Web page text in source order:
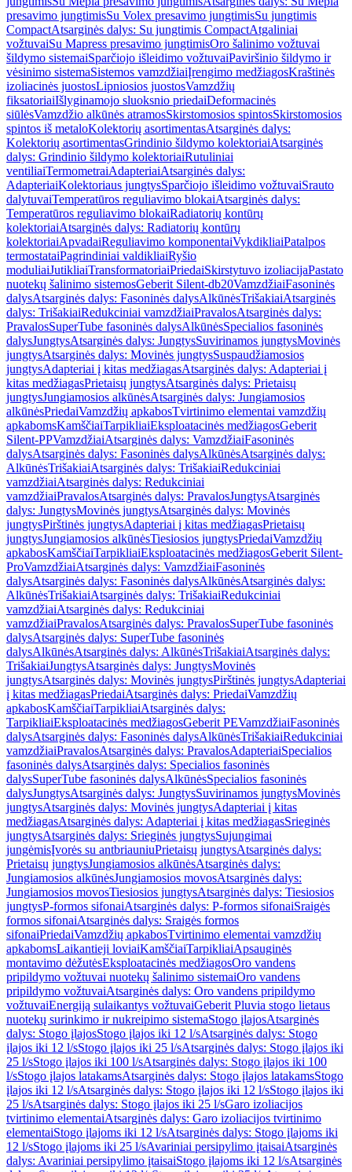
presavimo jungtimisSu Volex presavimo jungtimisSu jungtimis
CompactAtsarginės dalys: Su jungtimis CompactAtgaliniai
vožtuvaiSu Mapress presavimo jungtimisOro šalinimo vožtuvai
šildymo sistemaiSparčiojo išleidimo vožtuvaiPaviršinio šildymo ir
vėsinimo sistemaSistemos vamzdžiaiĮrengimo medžiagosKraštinės
izoliacinės juostosLipniosios juostosVamzdžių
fiksatoriaiIšlyginamojo sluoksnio priedaiDeformacinės
siūlėsVamzdžio alkūnės atramosSkirstomosios spintosSkirstomosios
spintos iš metaloKolektorių asortimentasAtsarginės dalys:
Kolektorių asortimentasGrindinio šildymo kolektoriaiAtsarginės
dalys: Grindinio šildymo kolektoriaiRutuliniai
ventiliaiTermometraiAdapteriaiAtsarginės dalys:
AdapteriaiKolektoriaus jungtysSparčiojo išleidimo vožtuvaiSrauto
dalytuvaiTemperatūros reguliavimo blokaiAtsarginės dalys:
Temperatūros reguliavimo blokaiRadiatorių kontūrų
kolektoriaiAtsarginės dalys: Radiatorių kontūrų
kolektoriaiApvadaiReguliavimo komponentaiVykdikliaiPatalpos
termostataiPagrindiniai valdikliaiRyšio
moduliaiJutikliaiTransformatoriaiPriedaiSkirstytuvo izoliacijaPastato
nuotekų šalinimo sistemosGeberit Silent-db20VamzdžiaiFasoninės
dalysAtsarginės dalys: Fasoninės dalysAlkūnėsTrišakiaiAtsarginės
dalys: TrišakiaiRedukciniai vamzdžiaiPravalosAtsarginės dalys:
PravalosSuperTube fasoninės dalysAlkūnėsSpecialios fasoninės
dalysJungtysAtsarginės dalys: JungtysSuvirinamos jungtysMovinės
jungtysAtsarginės dalys: Movinės jungtysSuspaudžiamosios
jungtysAdapteriai į kitas medžiagasAtsarginės dalys: Adapteriai į
kitas medžiagasPrietaisų jungtysAtsarginės dalys: Prietaisų
jungtysJungiamosios alkūnėsAtsarginės dalys: Jungiamosios
alkūnėsPriedaiVamzdžių apkabosTvirtinimo elementai vamzdžių
apkabomsKamščiaiTarpikliaiEksploatacinės medžiagosGeberit
Silent-PPVamzdžiaiAtsarginės dalys: VamzdžiaiFasoninės
dalysAtsarginės dalys: Fasoninės dalysAlkūnėsAtsarginės dalys:
AlkūnėsTrišakiaiAtsarginės dalys: TrišakiaiRedukciniai
vamzdžiaiAtsarginės dalys: Redukciniai
vamzdžiaiPravalosAtsarginės dalys: PravalosJungtysAtsarginės
dalys: JungtysMovinės jungtysAtsarginės dalys: Movinės
jungtysPirštinės jungtysAdapteriai į kitas medžiagasPrietaisų
jungtysJungiamosios alkūnėsTiesiosios jungtysPriedaiVamzdžių
apkabosKamščiaiTarpikliaiEksploatacinės medžiagosGeberit Silent-
ProVamzdžiaiAtsarginės dalys: VamzdžiaiFasoninės
dalysAtsarginės dalys: Fasoninės dalysAlkūnėsAtsarginės dalys:
AlkūnėsTrišakiaiAtsarginės dalys: TrišakiaiRedukciniai
vamzdžiaiAtsarginės dalys: Redukciniai
vamzdžiaiPravalosAtsarginės dalys: PravalosSuperTube fasoninės
dalysAtsarginės dalys: SuperTube fasoninės
dalysAlkūnėsAtsarginės dalys: AlkūnėsTrišakiaiAtsarginės dalys:
TrišakiaiJungtysAtsarginės dalys: JungtysMovinės
jungtysAtsarginės dalys: Movinės jungtysPirštinės jungtysAdapteriai
į kitas medžiagasPriedaiAtsarginės dalys: PriedaiVamzdžių
apkabosKamščiaiTarpikliaiAtsarginės dalys:
TarpikliaiEksploatacinės medžiagosGeberit PEVamzdžiaiFasoninės
dalysAtsarginės dalys: Fasoninės dalysAlkūnėsTrišakiaiRedukciniai
vamzdžiaiPravalosAtsarginės dalys: PravalosAdapteriaiSpecialios
fasoninės dalysAtsarginės dalys: Specialios fasoninės
dalysSuperTube fasoninės dalysAlkūnėsSpecialios fasoninės
dalysJungtysAtsarginės dalys: JungtysSuvirinamos jungtysMovinės
jungtysAtsarginės dalys: Movinės jungtysAdapteriai į kitas
medžiagasAtsarginės dalys: Adapteriai į kitas medžiagasSrieginės
jungtysAtsarginės dalys: Srieginės jungtysSujungimai
jungėmisĮvorės su antbriauniuPrietaisų jungtysAtsarginės dalys:
Prietaisų jungtysJungiamosios alkūnėsAtsarginės dalys:
Jungiamosios alkūnėsJungiamosios movosAtsarginės dalys:
Jungiamosios movosTiesiosios jungtysAtsarginės dalys: Tiesiosios
jungtysP-formos sifonaiAtsarginės dalys: P-formos sifonaiSraigės
formos sifonaiAtsarginės dalys: Sraigės formos
sifonaiPriedaiVamzdžių apkabosTvirtinimo elementai vamzdžių
apkabomsLaikantieji loviaiKamščiaiTarpikliaiApsauginės
montavimo dėžutėsEksploatacinės medžiagosOro vandens
pripildymo vožtuvai nuotekų šalinimo sistemaiOro vandens
pripildymo vožtuvaiAtsarginės dalys: Oro vandens pripildymo
vožtuvaiEnergiją sulaikantys vožtuvaiGeberit Pluvia stogo lietaus
nuotekų surinkimo ir nukreipimo sistemaStogo įlajosAtsarginės
dalys: Stogo įlajosStogo įlajos iki 12 l/sAtsarginės dalys: Stogo
įlajos iki 12 l/sStogo įlajos iki 25 l/sAtsarginės dalys: Stogo įlajos iki
25 l/sStogo įlajos iki 100 l/sAtsarginės dalys: Stogo įlajos iki 100
l/sStogo įlajos latakamsAtsarginės dalys: Stogo įlajos latakamsStogo
įlajos iki 12 l/sAtsarginės dalys: Stogo įlajos iki 12 l/sStogo įlajos iki
25 l/sAtsarginės dalys: Stogo įlajos iki 25 l/sGaro izoliacijos
tvirtinimo elementaiAtsarginės dalys: Garo izoliacijos tvirtinimo
elementaiStogo įlajoms iki 12 l/sAtsarginės dalys: Stogo įlajoms iki
12 l/sStogo įlajoms iki 25 l/sAvariniai persipylimo įtaisaiAtsarginės
dalys: Avariniai persipylimo įtaisaiStogo įlajoms iki 12 l/sAtsarginės